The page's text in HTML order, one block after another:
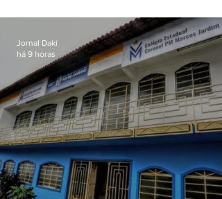
Jornal Daki
há 9 horas